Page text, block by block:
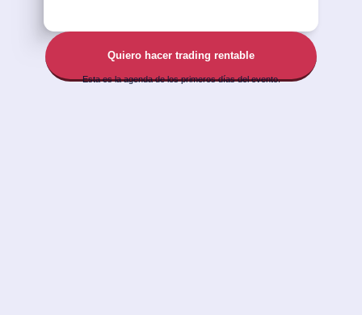
Quiero hacer trading rentable
Esta es la agenda de los primeros días del evento.